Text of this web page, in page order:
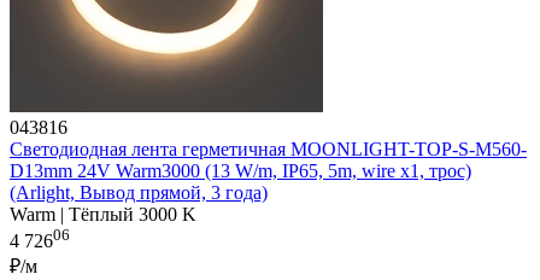
043816
Светодиодная лента герметичная MOONLIGHT-TOP-S-M560-
D13mm 24V Warm3000 (13 W/m, IP65, 5m, wire x1, трос)
(Arlight, Вывод прямой, 3 года)
Warm | Тёплый 3000 K
4 72606
₽/м